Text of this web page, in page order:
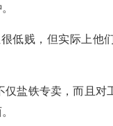
低贱，但实际上他
盐铁专卖，而且对